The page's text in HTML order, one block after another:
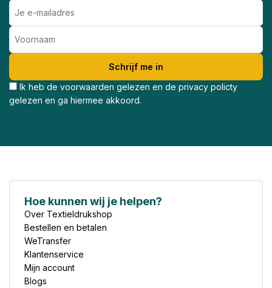
Ik heb de voorwaarden gelezen en de privacy policty
gelezen en ga hiermee akkoord.
Hoe kunnen wij je helpen?
Over Textieldrukshop
Bestellen en betalen
WeTransfer
Klantenservice
Mijn account
Blogs